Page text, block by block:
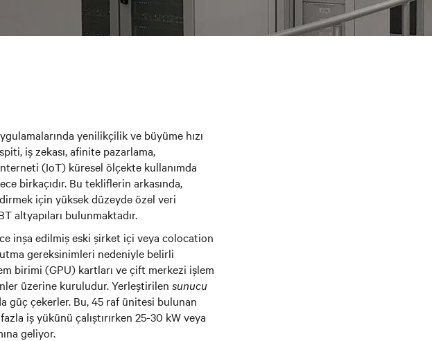
yenilikçilik ve büyüme hızı
iş zekası, afinite pazarlama,
(IoT) küresel ölçekte kullanımda
birkaçıdır. Bu tekliflerin arkasında,
için yüksek düzeyde özel veri
altyapıları bulunmaktadır.
inşa edilmiş eski şirket içi veya colocation
gereksinimleri nedeniyle belirli
birimi (GPU) kartları ve çift merkezi işlem
üzerine kuruludur. Yerleştirilen sunucu
güç çekerler. Bu, 45 raf ünitesi bulunan
iş yükünü çalıştırırken 25-30 kW veya
geliyor.